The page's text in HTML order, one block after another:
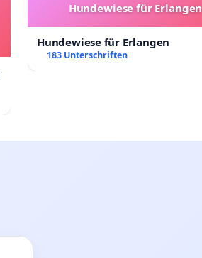
Hundewiese für Erlangen
Hundewiese für Erlangen
183 Unterschriften